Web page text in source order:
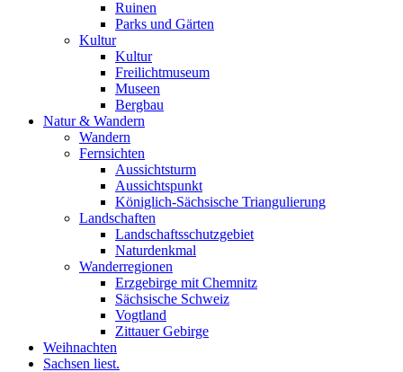
Ruinen
Parks und Gärten
Kultur
Kultur
Freilichtmuseum
Museen
Bergbau
Natur & Wandern
Wandern
Fernsichten
Aussichtsturm
Aussichtspunkt
Königlich-Sächsische Triangulierung
Landschaften
Landschaftsschutzgebiet
Naturdenkmal
Wanderregionen
Erzgebirge mit Chemnitz
Sächsische Schweiz
Vogtland
Zittauer Gebirge
Weihnachten
Sachsen liest.